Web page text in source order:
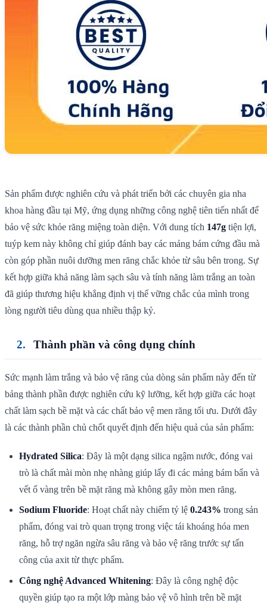
Sản phẩm được nghiên cứu và phát triển bởi các chuyên gia nha
khoa hàng đầu tại Mỹ, ứng dụng những công nghệ tiên tiến nhất để
bảo vệ sức khỏe răng miệng toàn diện. Với dung tích 147g tiện lợi,
tuýp kem này không chỉ giúp đánh bay các mảng bám cứng đầu mà
còn góp phần nuôi dưỡng men răng chắc khỏe từ sâu bên trong. Sự
kết hợp giữa khả năng làm sạch sâu và tính năng làm trắng an toàn
đã giúp thương hiệu khẳng định vị thế vững chắc của mình trong
lòng người tiêu dùng qua nhiều thập kỷ.
Thành phần và công dụng chính
Sức mạnh làm trắng và bảo vệ răng của dòng sản phẩm này đến từ
bảng thành phần được nghiên cứu kỹ lưỡng, kết hợp giữa các hoạt
chất làm sạch bề mặt và các chất bảo vệ men răng tối ưu. Dưới đây
là các thành phần chủ chốt quyết định đến hiệu quả của sản phẩm:
Hydrated Silica: Đây là một dạng silica ngậm nước, đóng vai
trò là chất mài mòn nhẹ nhàng giúp lấy đi các mảng bám bẩn và
vết ố vàng trên bề mặt răng mà không gây mòn men răng.
Sodium Fluoride: Hoạt chất này chiếm tỷ lệ 0.243% trong sản
phẩm, đóng vai trò quan trọng trong việc tái khoáng hóa men
răng, hỗ trợ ngăn ngừa sâu răng và bảo vệ răng trước sự tấn
công của axit từ thực phẩm.
Công nghệ Advanced Whitening: Đây là công nghệ độc
quyền giúp tạo ra một lớp màng bảo vệ vô hình trên bề mặt